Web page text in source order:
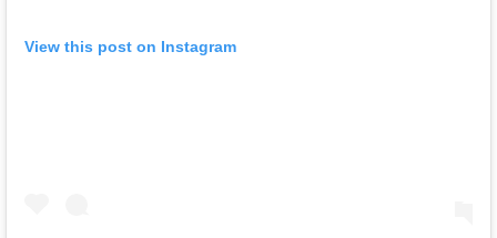
View this post on Instagram